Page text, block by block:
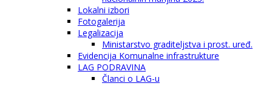
Lokalni izbori
Fotogalerija
Legalizacija
Ministarstvo graditeljstva i prost. uređ.
Evidencija Komunalne infrastrukture
LAG PODRAVINA
Članci o LAG-u